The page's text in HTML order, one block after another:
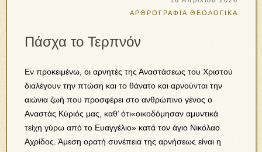
ΑΡΘΡΟΓΡΑΦΙΑ ΘΕΟΛΟΓΙΚΑ
Πάσχα το Τερπνόν
Εν προκειμένω, οι αρνητές της Αναστάσεως του Χριστού
διαλέγουν την πτώση και το θάνατο και αρνούνται την
αιώνια ζωή που προσφέρει στο ανθρώπινο γένος ο
Αναστάς Κύριός μας, καθ’ ότι«οικοδόμησαν αμυντικά
τείχη γύρω από το Ευαγγέλιο» κατά τον άγιο Νικόλαο
Αχρίδος. Άμεση ορατή συνέπεια της αρνήσεως είναι η